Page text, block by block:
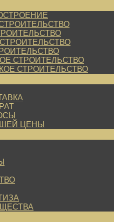
СТРОИТЕЛЬСТВО
СТРОИТЕЛЬСТВО
ЦЕНЫ